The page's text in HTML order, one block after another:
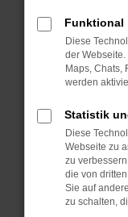
Fenster?
Starte
Das kann
Probleme zu
sind.
Veraltete
führen,
unterstützt
Funktional
Diese
der
Maps, Chats,
werden
Statistik
Diese
Webseite zu
zu
die von
Sie auf
zu schalten,